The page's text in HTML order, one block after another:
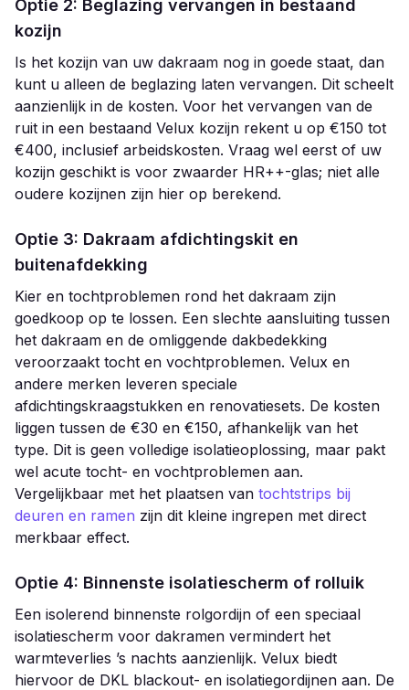
Optie 2: Beglazing vervangen in bestaand
kozijn
Is het kozijn van uw dakraam nog in goede staat, dan
kunt u alleen de beglazing laten vervangen. Dit scheelt
aanzienlijk in de kosten. Voor het vervangen van de
ruit in een bestaand Velux kozijn rekent u op €150 tot
€400, inclusief arbeidskosten. Vraag wel eerst of uw
kozijn geschikt is voor zwaarder HR++-glas; niet alle
oudere kozijnen zijn hier op berekend.
Optie 3: Dakraam afdichtingskit en
buitenafdekking
Kier en tochtproblemen rond het dakraam zijn
goedkoop op te lossen. Een slechte aansluiting tussen
het dakraam en de omliggende dakbedekking
veroorzaakt tocht en vochtproblemen. Velux en
andere merken leveren speciale
afdichtingskraagstukken en renovatiesets. De kosten
liggen tussen de €30 en €150, afhankelijk van het
type. Dit is geen volledige isolatieoplossing, maar pakt
wel acute tocht- en vochtproblemen aan.
Vergelijkbaar met het plaatsen van tochtstrips bij
deuren en ramen zijn dit kleine ingrepen met direct
merkbaar effect.
Optie 4: Binnenste isolatiescherm of rolluik
Een isolerend binnenste rolgordijn of een speciaal
isolatiescherm voor dakramen vermindert het
warmteverlies ’s nachts aanzienlijk. Velux biedt
hiervoor de DKL blackout- en isolatiegordijnen aan. De